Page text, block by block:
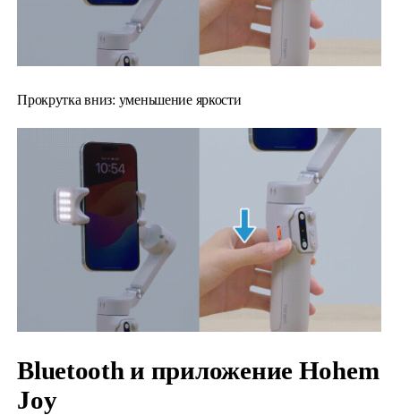
Прокрутка вниз: уменьшение яркости
Bluetooth и приложение Hohem
Joy